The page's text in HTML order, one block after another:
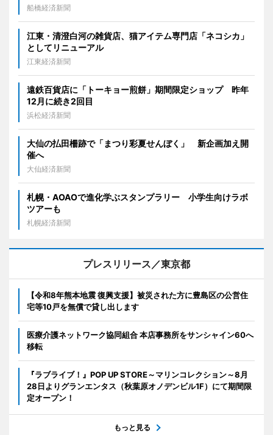
船橋経済新聞
江東・清澄白河の雑貨店、猫アイテム専門店「ネコシカ」
としてリニューアル
江東経済新聞
遠鉄百貨店に「トーキョー煎餅」期間限定ショップ 昨年
12月に続き2回目
浜松経済新聞
大仙の払田柵跡で「まつり彩夏せんぼく」 新企画加え開
催へ
大仙経済新聞
札幌・AOAOで進化学ぶスタンプラリー 小学生向けラボ
ツアーも
札幌経済新聞
プレスリリース／東京都
【令和8年熊本地震 復興支援】被災された方に豊島区の公営住
宅等10戸を無償で貸し出します
医療介護ネットワーク協同組合 本店事務所をサンシャイン60へ
移転
『ラブライブ！』POP UP STORE～マリンコレクション～8月
28日よりグランエンタス（秋葉原オノデンビル1F）にて期間限
定オープン！
もっと見る